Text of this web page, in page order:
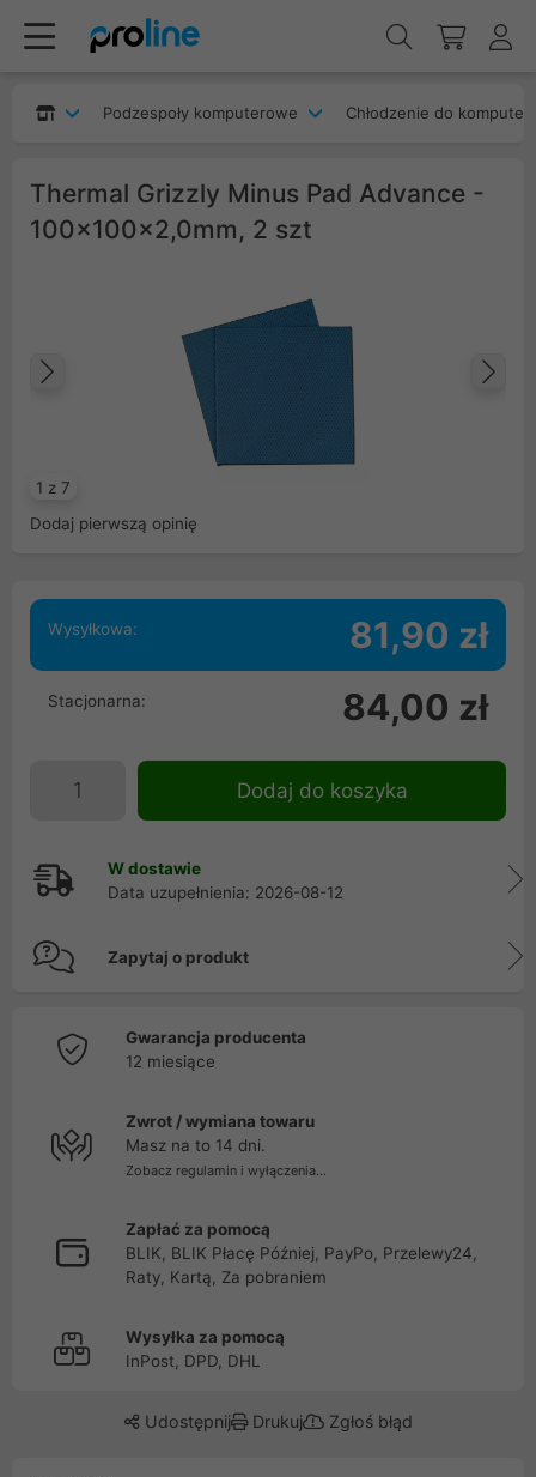
Podzespoły komputerowe Chłodzenie do
Thermal Grizzly Minus Pad Advance -
100x100x2,0mm, 2 szt
1 z 7
Poprzedni
Dodaj pierwszą opinię
Wysyłkowa: 81,90 zł
Stacjonarna: 84,00 zł
Dodaj do koszyka
W dostawie
Data uzupełnienia: 2026-08-12
Zapytaj o produkt
Gwarancja producenta
12 miesiące
Zwrot / wymiana towaru
Masz na to 14 dni.
Zobacz regulamin i wyłączenia...
Zapłać za pomocą
BLIK, BLIK Płacę Później, PayPo, Przelewy24,
Raty, Kartą, Za pobraniem
Wysyłka za pomocą
InPost, DPD, DHL
Udostępnij Drukuj Zgłoś błąd